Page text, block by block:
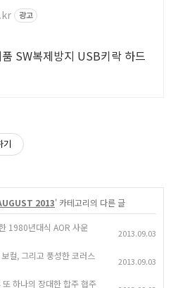
광고
SW복제방지 USB키락 하드
기
2013' 카테고리의 다른 글
1980년대식 AOR 사운
2013.09.03
컬, 그리고 풍성한 코러스
2013.09.03
하나의 장대한 합주 협주